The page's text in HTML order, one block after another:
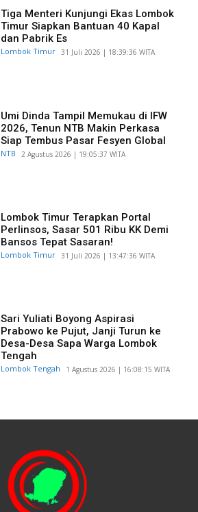
Tiga Menteri Kunjungi Ekas Lombok
Timur Siapkan Bantuan 40 Kapal
dan Pabrik Es
Lombok Timur ​31 Juli 2026 | 18:39:36 WITA
Umi Dinda Tampil Memukau di IFW
2026, Tenun NTB Makin Perkasa
Siap Tembus Pasar Fesyen Global
NTB ​2 Agustus 2026 | 19:05:37 WITA
Lombok Timur Terapkan Portal
Perlinsos, Sasar 501 Ribu KK Demi
Bansos Tepat Sasaran!
Lombok Timur ​31 Juli 2026 | 13:47:36 WITA
Sari Yuliati Boyong Aspirasi
Prabowo ke Pujut, Janji Turun ke
Desa-Desa Sapa Warga Lombok
Tengah
Lombok Tengah ​1 Agustus 2026 | 16:08:15 WITA